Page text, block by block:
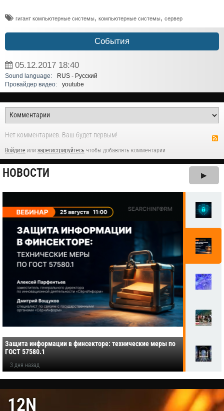
гигант компьютерные системы, компьютерные системы, сервер
События
05.12.2017 18:40
Sound language:
RUS - Русский
Провайдер видео:
youtube
Нет комментариев. Ваш будет первым!
Войдите или зарегистрируйтесь чтобы добавлять комментарии
НОВОСТИ ▶
Защита информации в финсекторе: технические меры по
ГОСТ 57580.1
3 дня назад
12N